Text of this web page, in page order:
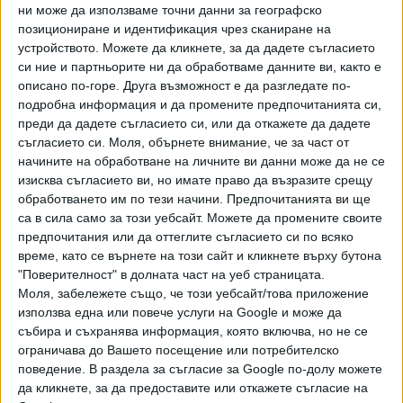
ни може да използваме точни данни за географско
позициониране и идентификация чрез сканиране на
устройството. Можете да кликнете, за да дадете съгласието
си ние и партньорите ни да обработваме данните ви, както е
описано по-горе. Друга възможност е да разгледате по-
подробна информация и да промените предпочитанията си,
преди да дадете съгласието си, или да откажете да дадете
съгласието си.
Моля, обърнете внимание, че за част от
начините на обработване на личните ви данни може да не се
изисква съгласието ви, но имате право да възразите срещу
обработването им по тези начини. Предпочитанията ви ще
са в сила само за този уебсайт. Можете да промените своите
предпочитания или да оттеглите съгласието си по всяко
време, като се върнете на този сайт и кликнете върху бутона
"Поверителност" в долната част на уеб страницата.
Моля, забележете също, че този уебсайт/това приложение
използва една или повече услуги на Google и може да
събира и съхранява информация, която включва, но не се
ограничава до Вашето посещение или потребителско
поведение. В раздела за съгласие за Google по-долу можете
да кликнете, за да предоставите или откажете съгласие на
´Esquadra установява, че там е настанена бившата
манекенка Борислава Йовчева, чиято връзка с
премиера Бойко Борисов се анализира в хода на
разследването. По време на полицейското наблюдение
над имота е установено, че жената, нейните родители и
дъщеря й, които са регистрирани в къщата от шест
години, я обитават поне до края на 2019 г. Освен това е
разкрито, че бившият модел управлява магазин за
луксозно облекло. Той се помещава на площ от 140
кв. метра на Paseo de Gracia в Барселона, а бизнесът
принадлежи на друга компания - EMA BGS SL, за която
също се смята, че е замесена в предполагаемата схема
за пране на пари, припомня още "Ел Периодико".
В деня, в който през февруари т.г., изданието съобщи за
провежданото разследване от Mossos d´Esquadra и
специализираното звено за борба с корупцията към
испанската прокуратура, магазинът изненадващо
затвори врати, а агенция за недвижими имоти окачи